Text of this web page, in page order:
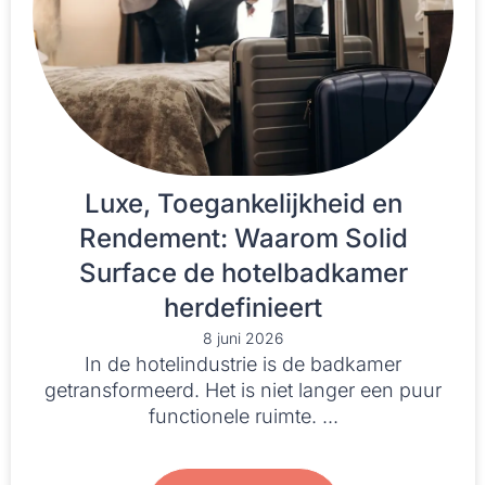
Luxe, Toegankelijkheid en
Rendement: Waarom Solid
Surface de hotelbadkamer
herdefinieert
8 juni 2026
In de hotelindustrie is de badkamer
getransformeerd. Het is niet langer een puur
functionele ruimte. ...